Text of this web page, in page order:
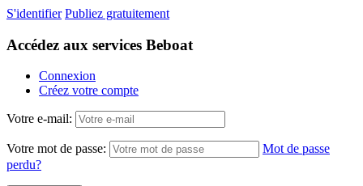
S'identifier Publiez gratuitement
Accédez aux services Beboat
Connexion
Créez votre compte
Votre e-mail:
Votre mot de passe:
Mot de passe
perdu?